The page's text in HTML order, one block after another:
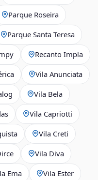
Parque Roseira
Parque Santa Teresa
Recanto Impla
Vila Anunciata
Vila Bela
Vila Capriotti
Vila Creti
Vila Diva
Ema Vila Ester